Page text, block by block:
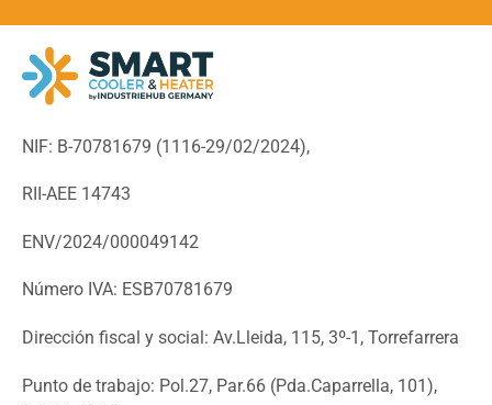
NIF: B-70781679 (1116-29/02/2024),
RII-AEE 14743
ENV/2024/000049142
Número IVA: ESB70781679
Dirección fiscal y social: Av.Lleida, 115, 3º-1, Torrefarrera
Punto de trabajo: Pol.27, Par.66 (Pda.Caparrella, 101),